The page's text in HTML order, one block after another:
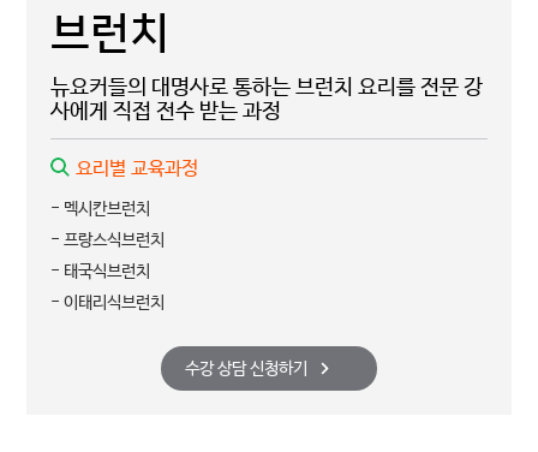
브런치
뉴요커들의 대명사로 통하는 브런치 요리를 전문 강
사에게 직접 전수 받는 과정
요리별 교육과정
- 멕시칸브런치
- 프랑스식브런치
- 태국식브런치
- 이태리식브런치
수강 상담 신청하기